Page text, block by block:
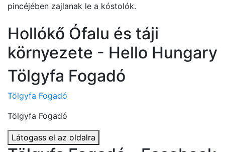
pincéjében zajlanak le a kóstolók.
Hollókő Ófalu és táji
környezete - Hello Hungary
Tölgyfa Fogadó
Tölgyfa Fogadó
Tölgyfa Fogadó
Látogass el az oldalra